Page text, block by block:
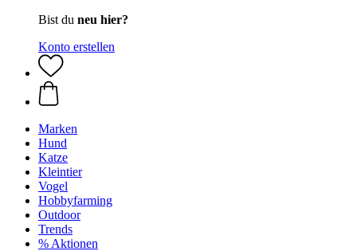
Bist du neu hier?
Konto erstellen
Marken
Hund
Katze
Kleintier
Vogel
Hobbyfarming
Outdoor
Trends
% Aktionen